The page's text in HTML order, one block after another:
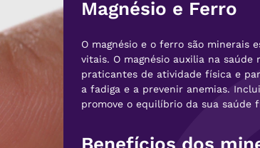
Magnésio e Ferro
O magnésio e o ferro são minerais
vitais. O magnésio auxilia na
praticantes de atividade física e
a fadiga e a prevenir anemias.
promove o equilíbrio da sua saúde
Benefícios dos